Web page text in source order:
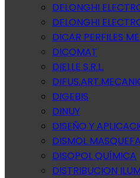
DELONGHI
DELONGHI
DICAR PERFILES
DICOMAT
DIELLE S.R.L.
DIGEBIS
DINUY
DISEÑO Y
DISMOL MASQUEFA
DISOPOL QUÍMICA
DISTRIBUCION